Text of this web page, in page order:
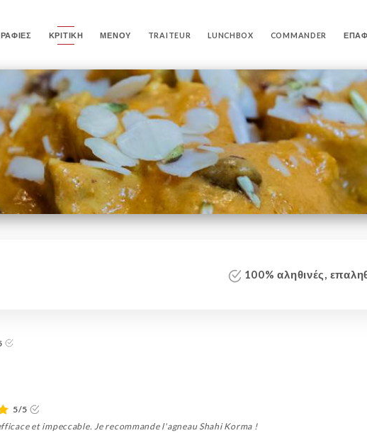
ΚΡΙΤΙΚΉ ΜΕΝΟΎ TRAITEUR LUNCHBOX COMMANDER
100% αληθινές,
5/5
et impeccable. Je recommande l'agneau Shahi Korma !